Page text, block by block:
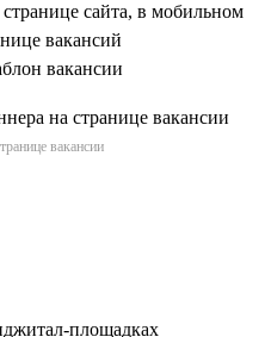
сайта, в мобильном
вакансий
вакансии
вакансии
площадках